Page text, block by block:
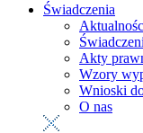
Świadczenia
Akty
Wzory
Wnioski
O nas